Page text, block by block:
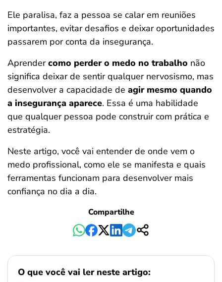
Ele paralisa, faz a pessoa se calar em reuniões
importantes, evitar desafios e deixar oportunidades
passarem por conta da insegurança.
Aprendercomo perder o medo no trabalho não
significa deixar de sentir qualquer nervosismo, mas
desenvolver a capacidade de agir mesmo quando
a insegurança aparece. Essa é uma habilidade
que qualquer pessoa pode construir com prática e
estratégia.
Neste artigo, você vai entender de onde vem o
medo profissional, como ele se manifesta e quais
ferramentas funcionam para desenvolver mais
confiança no dia a dia.
Compartilhe
O que você vai ler neste artigo: